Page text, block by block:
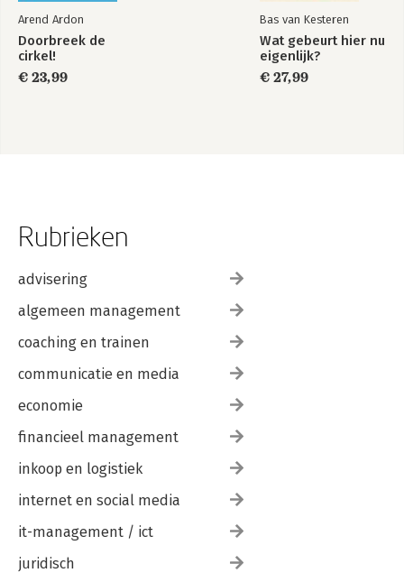
Arend Ardon
Doorbreek de
cirkel!
€ 23,99
Bas van Kesteren
Wat gebeurt hier nu
eigenlijk?
€ 27,99
Rubrieken
advisering
algemeen management
coaching en trainen
communicatie en media
economie
financieel management
inkoop en logistiek
internet en social media
it-management / ict
juridisch